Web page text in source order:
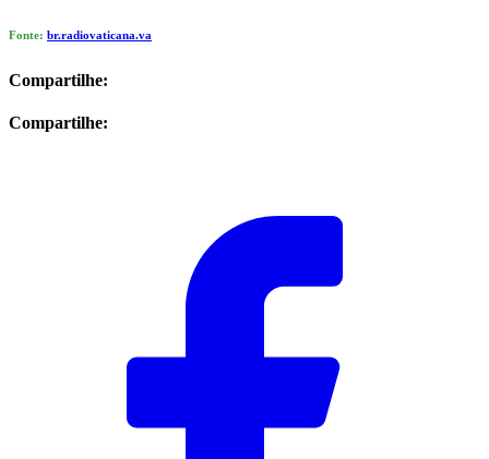
Fonte: br.radiovaticana.va
Compartilhe:
Compartilhe: